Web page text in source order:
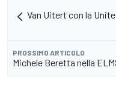
Van Uitert con la
PROSSIMO ARTICOLO
Michele Beretta nella